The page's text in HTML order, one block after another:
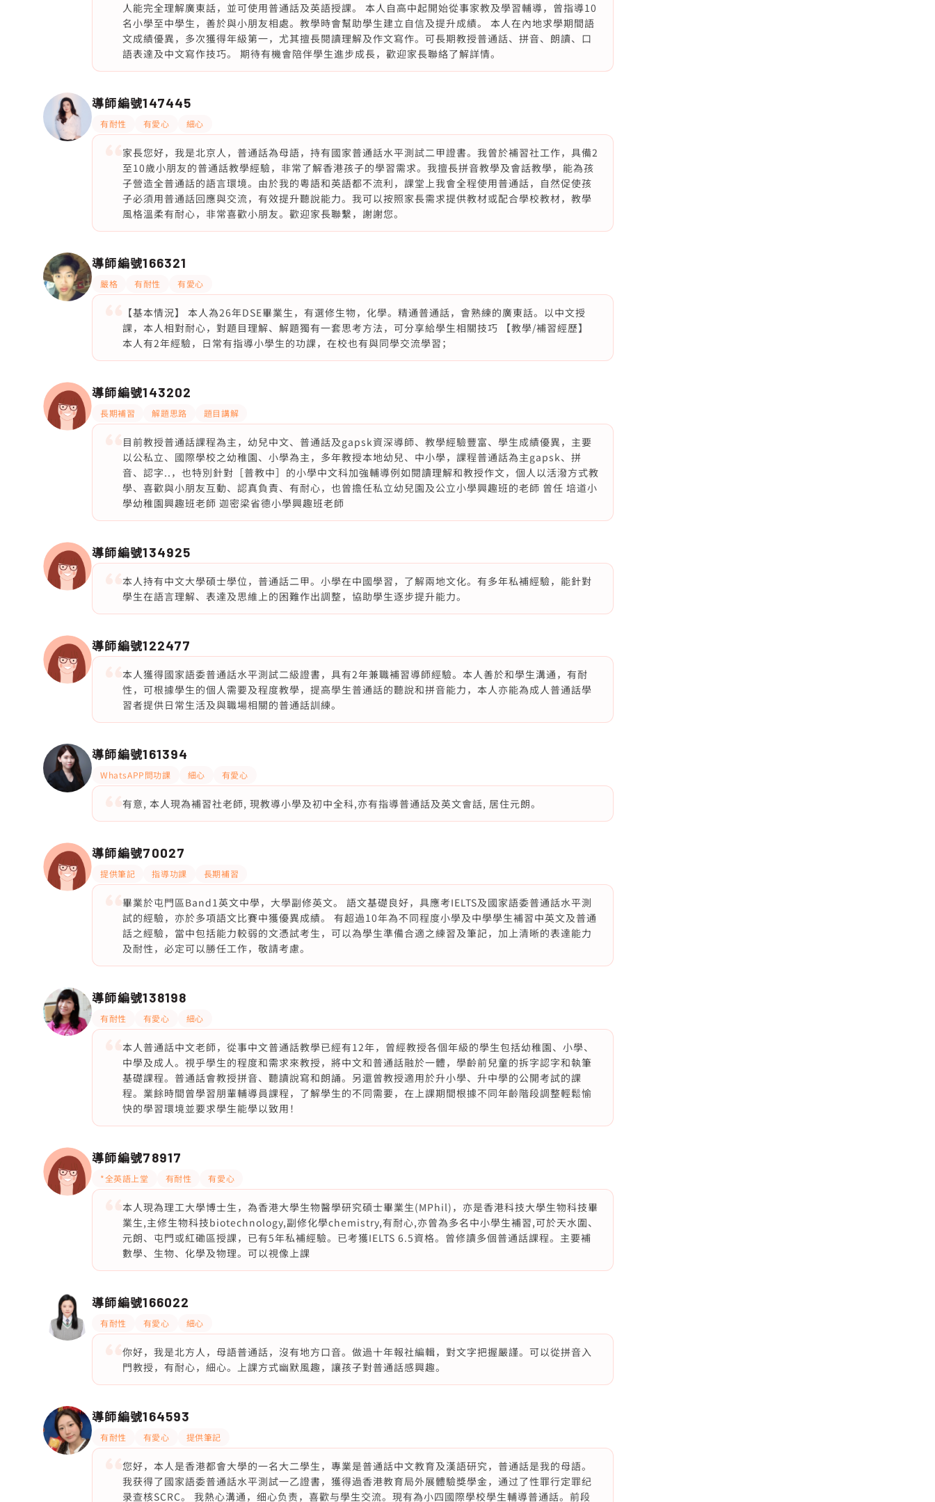
人能完全理解廣東話，並可使用普通話及英語授課。 本人自高中起開始從事家教及學習輔導，曾指導10
名小學至中學生，善於與小朋友相處。教學時會幫助學生建立自信及提升成績。 本人在內地求學期間語
文成績優異，多次獲得年級第一，尤其擅長閱讀理解及作文寫作。可長期教授普通話、拼音、朗讀、口
語表達及中文寫作技巧。 期待有機會陪伴學生進步成長，歡迎家長聯絡了解詳情。
導師編號147445
有耐性 有愛心 細心
家長您好，我是北京人，普通話為母語，持有國家普通話水平測試二甲證書。我曾於補習社工作，具備2
至10歲小朋友的普通話教學經驗，非常了解香港孩子的學習需求。我擅長拼音教學及會話教學，能為孩
子營造全普通話的語言環境。由於我的粵語和英語都不流利，課堂上我會全程使用普通話，自然促使孩
子必須用普通話回應與交流，有效提升聽說能力。我可以按照家長需求提供教材或配合學校教材，教學
風格溫柔有耐心，非常喜歡小朋友。歡迎家長聯繫，謝謝您。
導師編號166321
嚴格 有耐性 有愛心
【基本情況】 本人為26年DSE畢業生，有選修生物，化學。精通普通話，會熟練的廣東話。以中文授
課，本人相對耐心，對題目理解、解題獨有一套思考方法，可分享給學生相關技巧 【教學/補習經歷】
本人有2年經驗，日常有指導小學生的功課，在校也有與同學交流學習；
導師編號143202
長期補習 解題思路 題目講解
目前教授普通話課程為主，幼兒中文、普通話及gapsk資深導師、教學經驗豐富、學生成績優異，主要
以公私立、國際學校之幼稚園、小學為主，多年教授本地幼兒、中小學，課程普通話為主gapsk、拼
音、認字..，也特別針對［普教中］的小學中文科加強輔導例如閱讀理解和教授作文，個人以活潑方式教
學、喜歡與小朋友互動、認真負責、有耐心，也曾擔任私立幼兒園及公立小學興趣班的老師 曾任 培道小
學幼稚園興趣班老師 迦密梁省德小學興趣班老師
導師編號134925
本人持有中文大學碩士學位，普通話二甲。小學在中國學習，了解兩地文化。有多年私補經驗，能針對
學生在語言理解、表達及思維上的困難作出調整，協助學生逐步提升能力。
導師編號122477
本人獲得國家語委普通話水平測試二級證書，具有2年兼職補習導師經驗。本人善於和學生溝通，有耐
性，可根據學生的個人需要及程度教學，提高學生普通話的聽說和拼音能力，本人亦能為成人普通話學
習者提供日常生活及與職場相關的普通話訓練。
導師編號161394
WhatsAPP問功課 細心 有愛心
有意, 本人現為補習社老師, 現教導小學及初中全科,亦有指導普通話及英文會話, 居住元朗。
導師編號70027
提供筆記 指導功課 長期補習
畢業於屯門區Band1英文中學，大學副修英文。 語文基礎良好，具應考IELTS及國家語委普通話水平測
試的經驗，亦於多項語文比賽中獲優異成績。 有超過10年為不同程度小學及中學學生補習中英文及普通
話之經驗，當中包括能力較弱的文憑試考生，可以為學生準備合適之練習及筆記，加上清晰的表達能力
及耐性，必定可以勝任工作，敬請考慮。
導師編號138198
有耐性 有愛心 細心
本人普通話中文老師，從事中文普通話教學已經有12年，曾經教授各個年級的學生包括幼稚園、小學、
中學及成人。視乎學生的程度和需求來教授，將中文和普通話融於一體，學齡前兒童的拆字認字和執筆
基礎課程。普通話會教授拼音、聽讀說寫和朗誦。另還曾教授適用於升小學、升中學的公開考試的課
程。業餘時間曾學習朋輩輔導員課程，了解學生的不同需要，在上課期間根據不同年齡階段調整輕鬆愉
快的學習環境並要求學生能學以致用！
導師編號78917
*全英語上堂 有耐性 有愛心
本人現為理工大學博士生，為香港大學生物醫學研究碩士畢業生(MPhil)，亦是香港科技大學生物科技畢
業生,主修生物科技biotechnology,副修化學chemistry,有耐心,亦曾為多名中小學生補習,可於天水圍、
元朗、屯門或紅磡區授課，已有5年私補經驗。已考獲IELTS 6.5資格。曾修讀多個普通話課程。主要補
數學、生物、化學及物理。可以視像上課
導師編號166022
有耐性 有愛心 細心
你好，我是北方人，母語普通話，沒有地方口音。做過十年報社編輯，對文字把握嚴謹。可以從拼音入
門教授，有耐心，細心。上課方式幽默風趣，讓孩子對普通話感興趣。
導師編號164593
有耐性 有愛心 提供筆記
您好，本人是香港都會大學的一名大二學生，專業是普通話中文教育及漢語研究，普通話是我的母語。
我获得了國家語委普通話水平測試一乙證書，獲得過香港教育局外展體驗獎學金，通过了性罪行定罪纪
录查核SCRC。 我熱心溝通，细心负责，喜歡与學生交流。現有為小四國際學校學生輔導普通話。前段